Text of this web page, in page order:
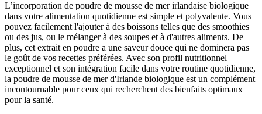
L’incorporation de poudre de mousse de mer irlandaise biologique
dans votre alimentation quotidienne est simple et polyvalente. Vous
pouvez facilement l'ajouter à des boissons telles que des smoothies
ou des jus, ou le mélanger à des soupes et à d'autres aliments. De
plus, cet extrait en poudre a une saveur douce qui ne dominera pas
le goût de vos recettes préférées. Avec son profil nutritionnel
exceptionnel et son intégration facile dans votre routine quotidienne,
la poudre de mousse de mer d'Irlande biologique est un complément
incontournable pour ceux qui recherchent des bienfaits optimaux
pour la santé.